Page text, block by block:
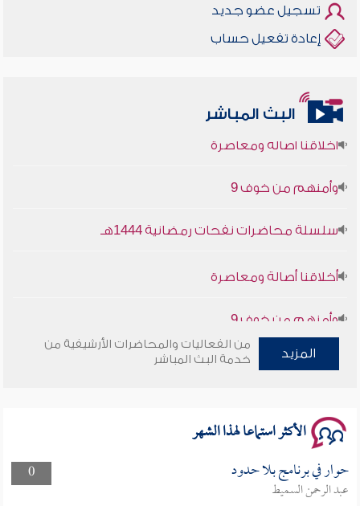
تسجيل عضو جديد
إعادة تفعيل حساب
البث المباشر
أخلاقنا أصالة ومعاصرة
سلسلة محاضرات نفحات رمضانية 1444هـ
المزيد
من الفعاليات والمحاضرات الأرشيفية من
خدمة البث المباشر
الأكثر استماعا لهذا الشهر
0 حوار في برنامج بلا حدود
عبد الرحمن السميط